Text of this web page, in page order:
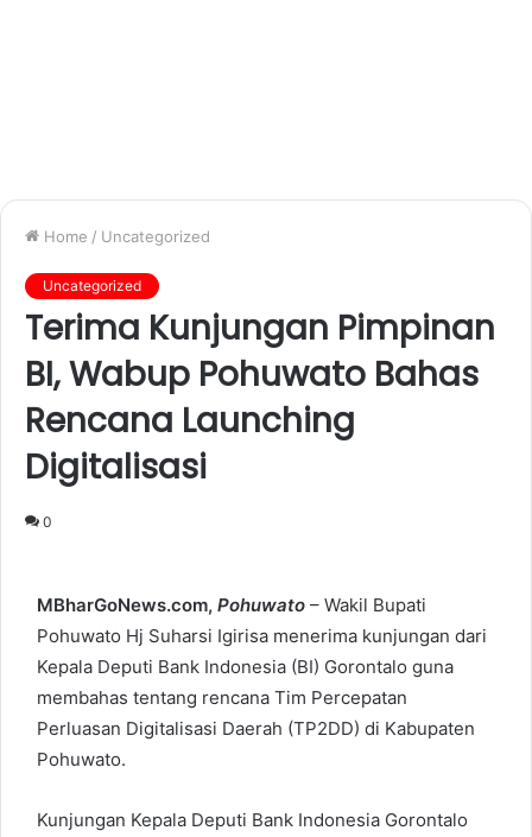
Home / Uncategorized
Uncategorized
Terima Kunjungan Pimpinan
BI, Wabup Pohuwato Bahas
Rencana Launching
Digitalisasi
0
MBharGoNews.com, Pohuwato – Wakil Bupati
Pohuwato Hj Suharsi Igirisa menerima kunjungan dari
Kepala Deputi Bank Indonesia (BI) Gorontalo guna
membahas tentang rencana Tim Percepatan
Perluasan Digitalisasi Daerah (TP2DD) di Kabupaten
Pohuwato.
Kunjungan Kepala Deputi Bank Indonesia Gorontalo